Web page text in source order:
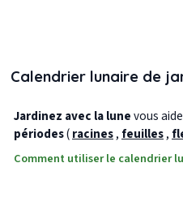
Calendrier lunaire de
Jardinez avec la lunevous
périodes(racines, feuilles,
Comment utiliser le calendrier